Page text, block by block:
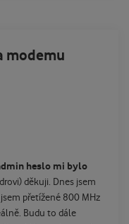
modemu
heslo mi bylo
děkuji. Dnes jsem
přetížené 800 MHz
Budu to dále